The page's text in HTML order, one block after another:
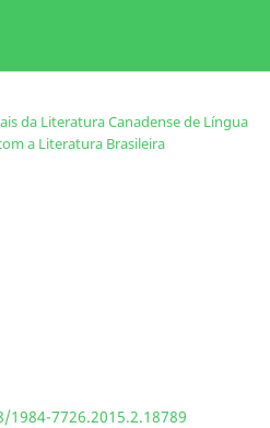
da Literatura Canadense de Língua
a Literatura Brasileira
7726.2015.2.18789